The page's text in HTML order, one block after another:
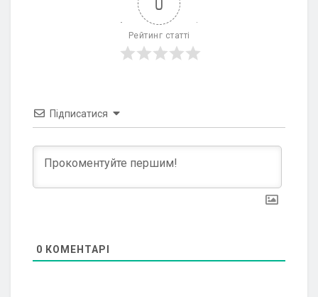
Рейтинг статті
Підписатися
0 КОМЕНТАРІ